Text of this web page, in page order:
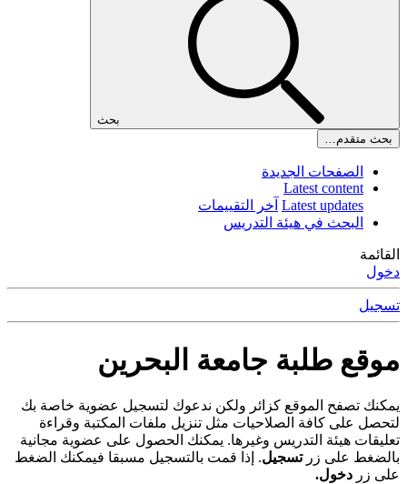
بحث
بحث متقدم…
الصفحات الجديدة
Latest content
Latest updates آخر التقييمات
البحث في هيئة التدريس
القائمة
دخول
تسجيل
موقع طلبة جامعة البحرين
يمكنك تصفح الموقع كزائر ولكن ندعوك لتسجيل عضوية خاصة بك
لتحصل على كافة الصلاحيات مثل تنزيل ملفات المكتبة وقراءة
تعليقات هيئة التدريس وغيرها. يمكنك الحصول على عضوية مجانية
بالضغط على زرتسجيل. إذا قمت بالتسجيل مسبقا فيمكنك الضغط
على زر دخول.